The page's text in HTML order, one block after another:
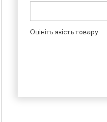
Оцініть якість товару